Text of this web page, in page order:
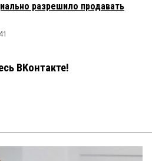
разрешило продавать
ВКонтакте!